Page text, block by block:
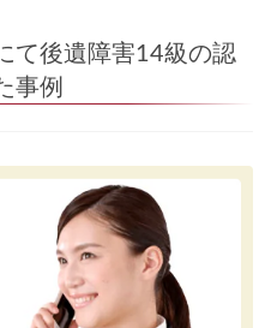
て後遺障害14級の認
事例